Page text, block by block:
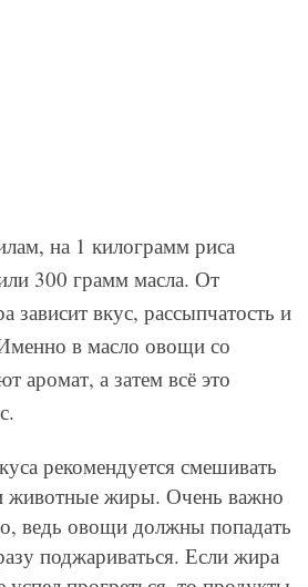
на 1 килограмм риса
300 грамм масла. От
зависит вкус, рассыпчатость и
в масло овощи со
аромат, а затем всё это
рекомендуется смешивать
животные жиры. Очень важно
ведь овощи должны попадать
поджариваться. Если жира